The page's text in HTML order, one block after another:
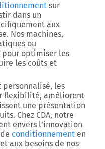
sur
dans un
aux
Nos machines,
ou
pour optimiser les
les coûts et
les
flexibilité, améliorent
une présentation
Chez CDA, notre
envers l’innovation
conditionnement en
aux besoins de nos